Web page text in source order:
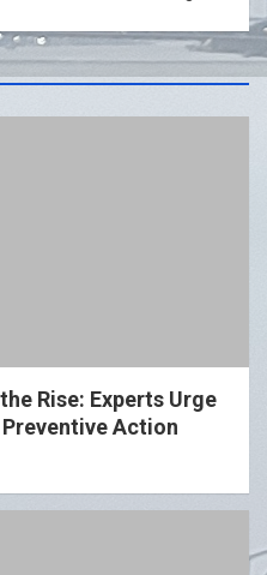
Rise: Experts Urge
Action